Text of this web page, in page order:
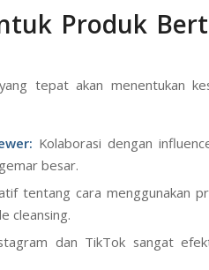
Produk
tepat akan menentukan
Kolaborasi dengan
besar.
tentang cara menggunakan
cleansing.
dan TikTok sangat